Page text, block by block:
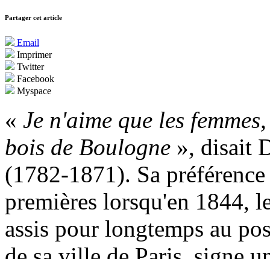
Partager cet article
Email
Imprimer
Twitter
Facebook
Myspace
« Je n'aime que les
bois de Boulogne », disait
(1782-1871). Sa
premières lorsqu'en 1844,
assis pour longtemps au